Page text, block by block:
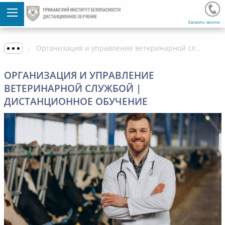
Заказать звонок
Организация и управление ветеринарной службой | дистанционное обучение
ОРГАНИЗАЦИЯ И УПРАВЛЕНИЕ
ВЕТЕРИНАРНОЙ СЛУЖБОЙ |
ДИСТАНЦИОННОЕ ОБУЧЕНИЕ